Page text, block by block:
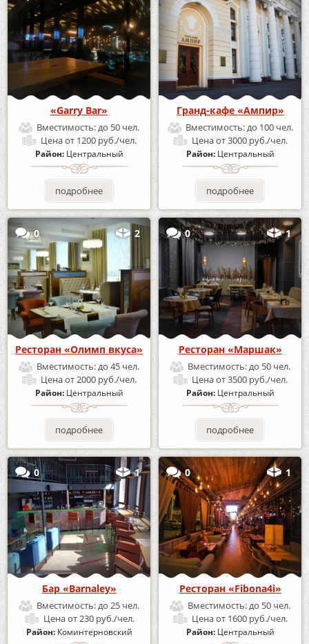
«Garry Bar»
Вместимость:до 50 чел.
Ценаот 1200 руб./чел.
Район: Центральный
подробнее
Гранд-кафе «Ампир»
Вместимость:до 100 чел.
Ценаот 3000 руб./чел.
Район: Центральный
подробнее
0 2
Ресторан «Олимп вкуса»
Вместимость:до 45 чел.
Ценаот 2000 руб./чел.
Район: Центральный
подробнее
0 1
Ресторан «Маршак»
Вместимость:до 50 чел.
Ценаот 3500 руб./чел.
Район: Центральный
подробнее
0 1
Бар «Barnaley»
Вместимость:до 25 чел.
Ценаот 230 руб./чел.
Район: Коминтерновский
0 1
Ресторан «Fibona4i»
Вместимость:до 50 чел.
Ценаот 1600 руб./чел.
Район: Центральный